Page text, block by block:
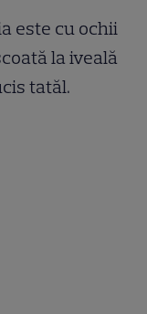
este cu ochii
la iveală
tatăl.